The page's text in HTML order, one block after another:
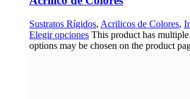
Sustratos Rígidos, Acrilicos de Colores,
Elegir opciones This product has
options may be chosen on the product